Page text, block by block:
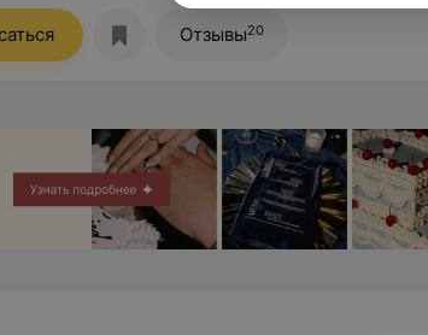
Отзывы20